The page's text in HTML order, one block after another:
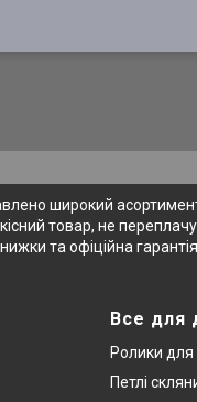
широкий
товар, не
та офіційна
Все для
Ролики для
Петлі